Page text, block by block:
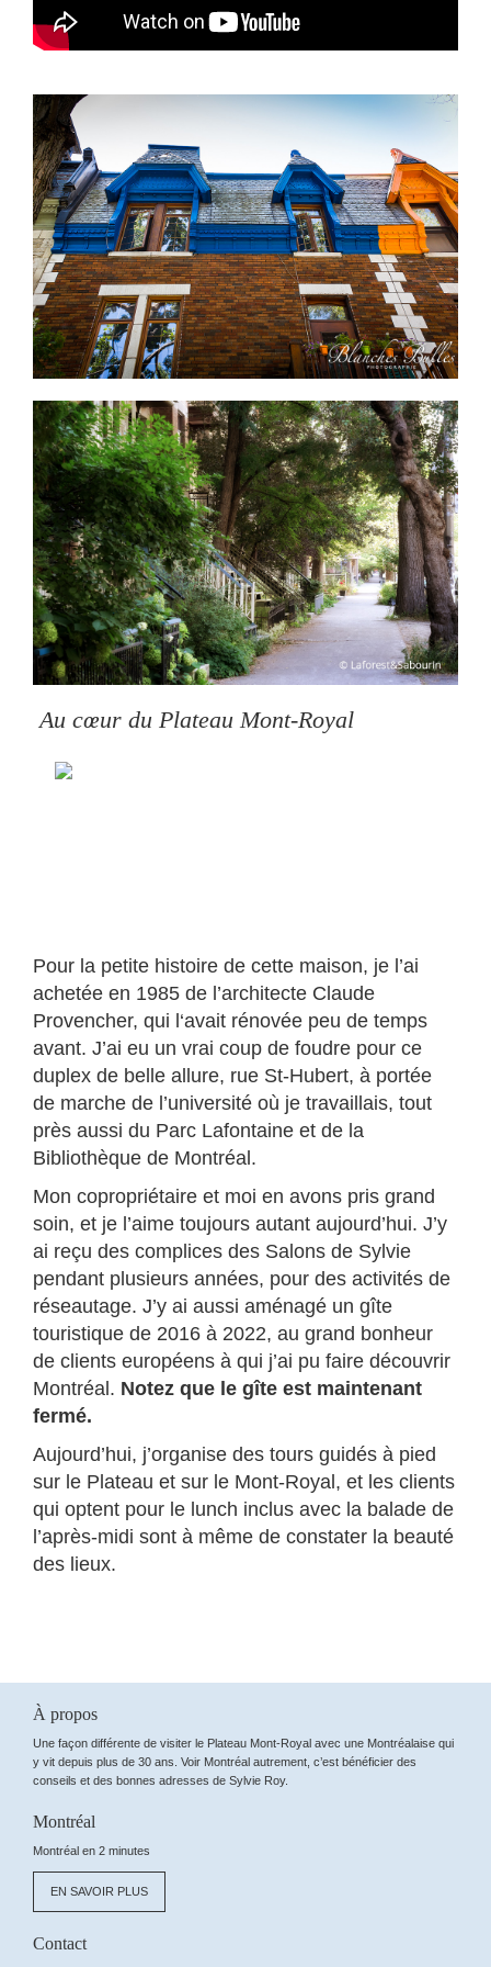
Au cœur du Plateau Mont-Royal
Pour la petite histoire de cette maison, je l’ai
achetée en 1985 de l’architecte Claude
Provencher, qui l‘avait rénovée peu de temps
avant. J’ai eu un vrai coup de foudre pour ce
duplex de belle allure, rue St-Hubert, à portée
de marche de l’université où je travaillais, tout
près aussi du Parc Lafontaine et de la
Bibliothèque de Montréal.
Mon copropriétaire et moi en avons pris grand
soin, et je l’aime toujours autant aujourd’hui. J’y
ai reçu des complices des Salons de Sylvie
pendant plusieurs années, pour des activités de
réseautage. J’y ai aussi aménagé un gîte
touristique de 2016 à 2022, au grand bonheur
de clients européens à qui j’ai pu faire découvrir
Montréal. Notez que le gîte est maintenant
fermé.
Aujourd’hui, j’organise des tours guidés à pied
sur le Plateau et sur le Mont-Royal, et les clients
qui optent pour le lunch inclus avec la balade de
l’après-midi sont à même de constater la beauté
des lieux.
À propos
Une façon différente de visiter le Plateau Mont-Royal avec une Montréalaise qui
y vit depuis plus de 30 ans. Voir Montréal autrement, c’est bénéficier des
conseils et des bonnes adresses de Sylvie Roy.
Montréal
Montréal en 2 minutes
EN SAVOIR PLUS
Contact